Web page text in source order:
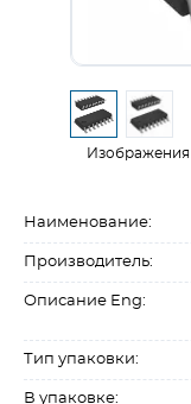
Изображения
Наименование:
Производитель:
Описание Eng:
Тип упаковки:
В упаковке: